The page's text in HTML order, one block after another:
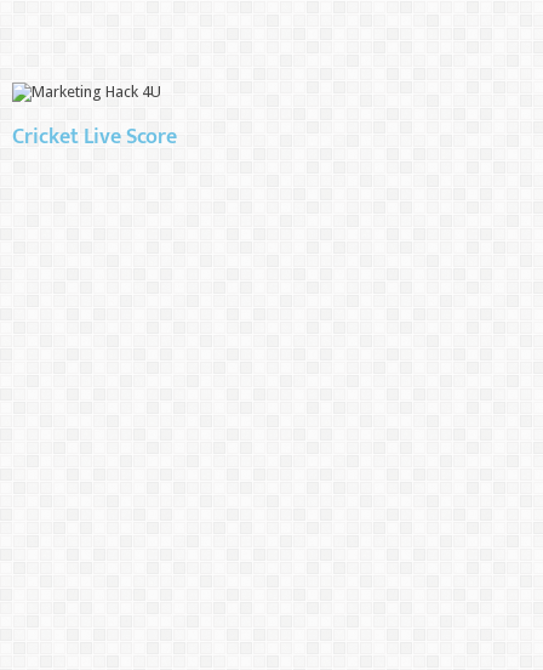
Cricket Live Score